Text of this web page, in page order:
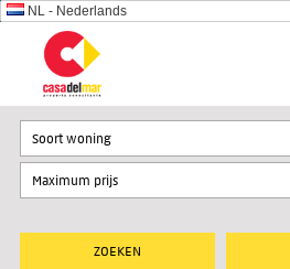
NL - Nederlands
Soort woning